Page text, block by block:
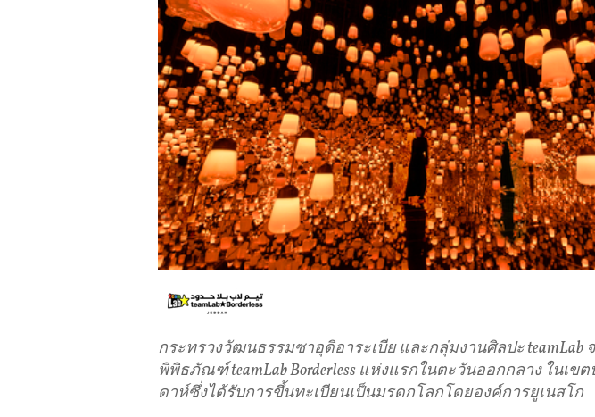
กระทรวงวัฒนธรรมซาอุดิอาระเบีย และกลุ่มงานศิลปะ teamLab
พิพิธภัณฑ์ teamLab Borderless แห่งแรกในตะวันออกกลาง ในเข
ดาห์ซึ่งได้รับการขึ้นทะเบียนเป็นมรดกโลกโดยองค์การยูเนสโก